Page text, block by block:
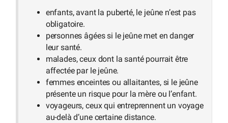
enfants, avant la puberté, le jeûne n’est pas
obligatoire.
personnes âgées si le jeûne met en danger
leur santé.
malades, ceux dont la santé pourrait être
affectée par le jeûne.
femmes enceintes ou allaitantes, si le jeûne
présente un risque pour la mère ou l’enfant.
voyageurs, ceux qui entreprennent un voyage
au-delà d’une certaine distance.